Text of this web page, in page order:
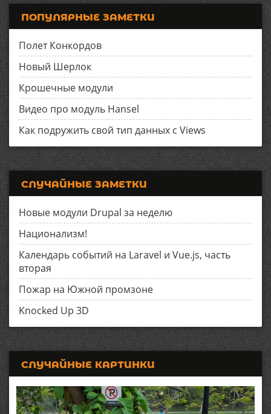
ПОПУЛЯРНЫЕ ЗАМЕТКИ
Полет Конкордов
Новый Шерлок
Крошечные модули
Видео про модуль Hansel
Как подружить свой тип данных с Views
СЛУЧАЙНЫЕ ЗАМЕТКИ
Новые модули Drupal за неделю
Национализм!
Календарь событий на Laravel и Vue.js, часть
вторая
Пожар на Южной промзоне
Knocked Up 3D
СЛУЧАЙНЫЕ КАРТИНКИ